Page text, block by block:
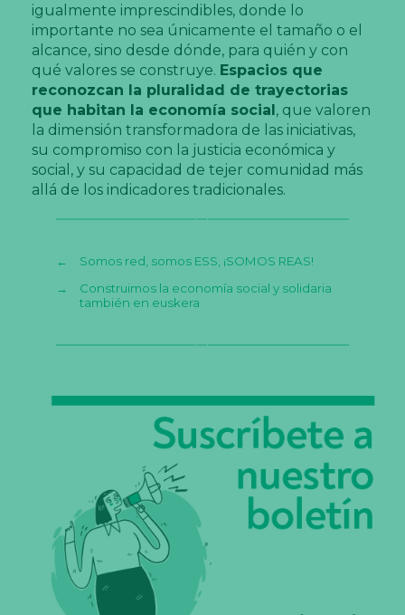
igualmente imprescindibles, donde lo
importante no sea únicamente el tamaño o el
alcance, sino desde dónde, para quién y con
qué valores se construye. Espacios que
reconozcan la pluralidad de trayectorias
que habitan la economía social, que valoren
la dimensión transformadora de las iniciativas,
su compromiso con la justicia económica y
social, y su capacidad de tejer comunidad más
allá de los indicadores tradicionales.
←
Somos red, somos ESS, ¡SOMOS REAS!
→
Construimos la economía social y solidaria
también en euskera